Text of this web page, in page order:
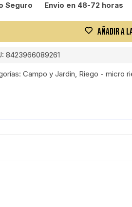
cantidad
Seguro Envio en 48-72 horas
AÑADIR A
8423966089261
Campo y Jardin, Riego - micro